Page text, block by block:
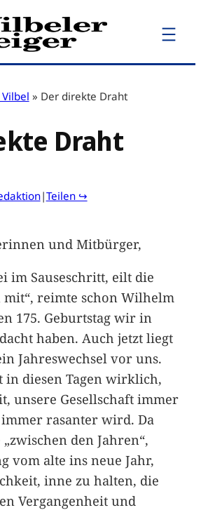
» Der direkte Draht
Draht
|Teilen ↪
und Mitbürger,
im Sauseschritt, eilt die
reimte schon Wilhelm
175. Geburtstag wir in
haben. Auch jetzt liegt
Jahreswechsel vor uns.
in diesen Tagen wirklich,
unsere Gesellschaft immer
rasanter wird. Da
den Jahren“,
vom alte ins neue Jahr,
inne zu halten, die
Vergangenheit und